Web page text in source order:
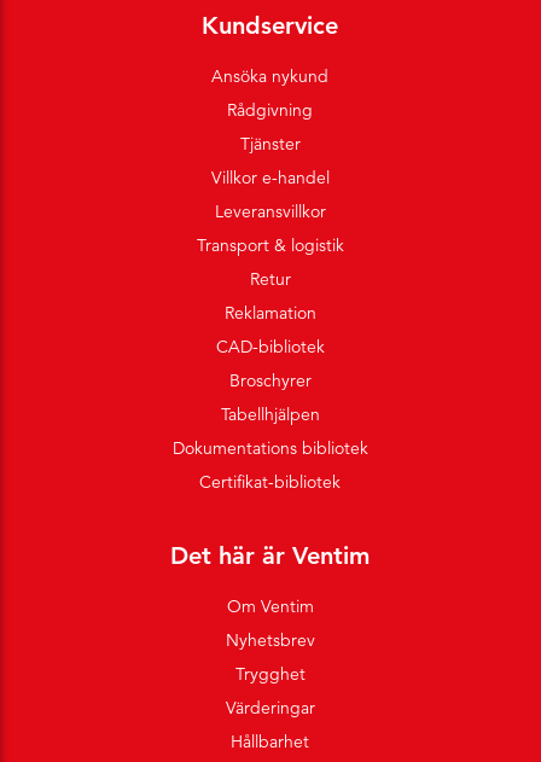
Kundservice
Ansöka nykund
Rådgivning
Tjänster
Villkor e-handel
Leveransvillkor
Transport & logistik
Retur
Reklamation
CAD-bibliotek
Broschyrer
Tabellhjälpen
Dokumentations bibliotek
Certifikat-bibliotek
Det här är Ventim
Om Ventim
Nyhetsbrev
Trygghet
Värderingar
Hållbarhet